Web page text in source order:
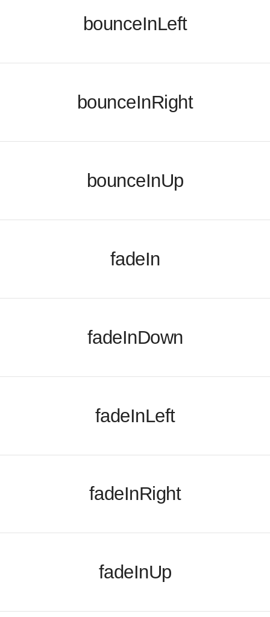
bounceInLeft
bounceInRight
bounceInUp
fadeIn
fadeInDown
fadeInLeft
fadeInRight
fadeInUp